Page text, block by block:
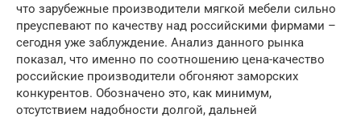
что зарубежные производители мягкой мебели сильно
преуспевают по качеству над российскими фирмами –
сегодня уже заблуждение. Анализ данного рынка
показал, что именно по соотношению цена-качество
российские производители обгоняют заморских
конкурентов. Обозначено это, как минимум,
отсутствием надобности долгой, дальней